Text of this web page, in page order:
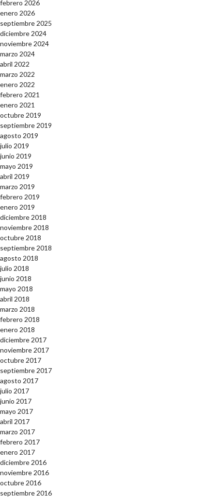
febrero 2026
enero 2026
septiembre 2025
diciembre 2024
noviembre 2024
marzo 2024
abril 2022
marzo 2022
enero 2022
febrero 2021
enero 2021
octubre 2019
septiembre 2019
agosto 2019
julio 2019
junio 2019
mayo 2019
abril 2019
marzo 2019
febrero 2019
enero 2019
diciembre 2018
noviembre 2018
octubre 2018
septiembre 2018
agosto 2018
julio 2018
junio 2018
mayo 2018
abril 2018
marzo 2018
febrero 2018
enero 2018
diciembre 2017
noviembre 2017
octubre 2017
septiembre 2017
agosto 2017
julio 2017
junio 2017
mayo 2017
abril 2017
marzo 2017
febrero 2017
enero 2017
diciembre 2016
noviembre 2016
octubre 2016
septiembre 2016